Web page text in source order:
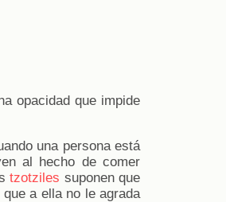
opacidad que impide
una persona está
al hecho de comer
tzotziles suponen que
a ella no le agrada